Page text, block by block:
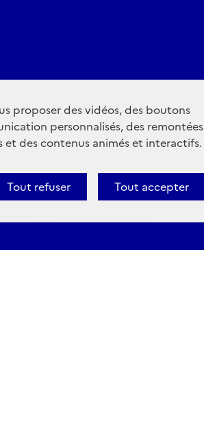
proposer des vidéos, des boutons
personnalisés, des remontées
des contenus animés et interactifs.
Tout accepter
Tout refuser